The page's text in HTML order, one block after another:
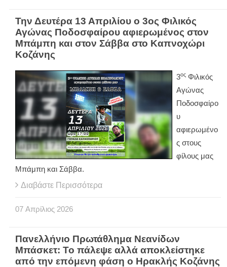
Την Δευτέρα 13 Απριλίου ο 3ος Φιλικός
Αγώνας Ποδοσφαίρου αφιερωμένος στον
Μπάμπη και στον Σάββα στο Καπνοχώρι
Κοζάνης
3ος Φιλικός
Αγώνας
Ποδοσφαίρο
υ
αφιερωμένο
ς στους
φίλους μας
Μπάμπη και Σάββα.
Διαβάστε Περισσότερα
07 Απρίλιος 2026
Πανελλήνιο Πρωτάθλημα Νεανίδων
Μπάσκετ: Το πάλεψε αλλά αποκλείστηκε
από την επόμενη φάση ο Ηρακλής Κοζάνης